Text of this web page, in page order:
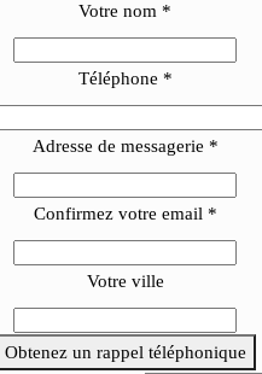
Votre nom *
Téléphone *
Adresse de messagerie *
Confirmez votre email *
Votre ville
Obtenez un rappel téléphonique